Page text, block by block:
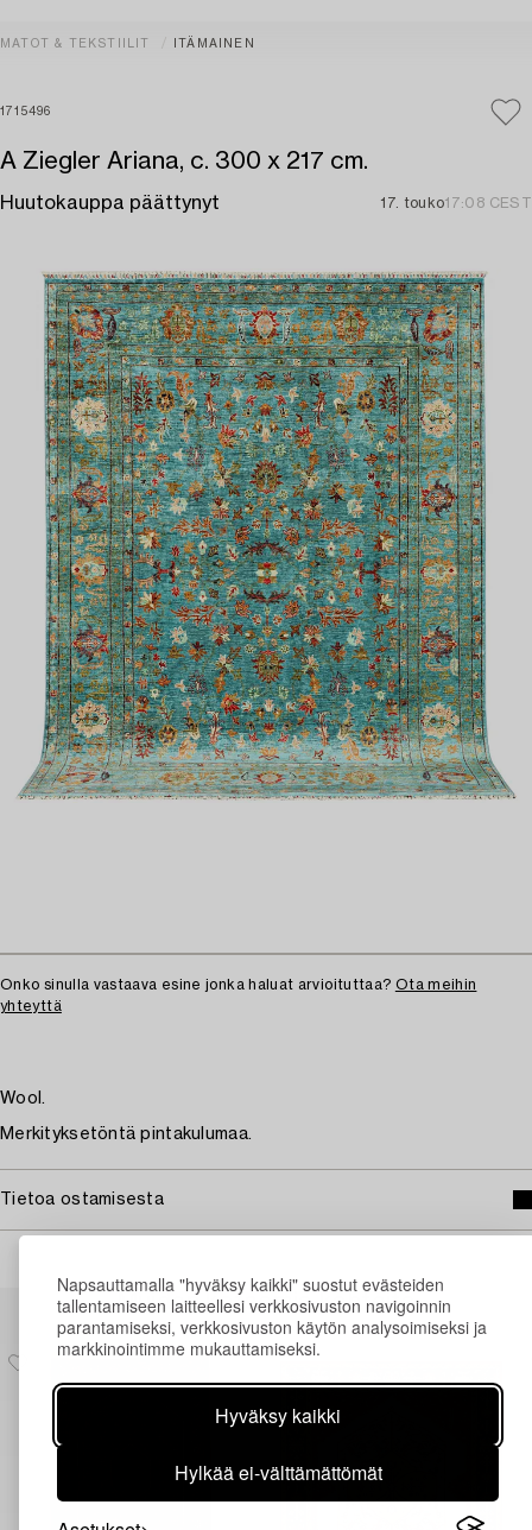
Napsauttamalla "hyväksy kaikki" suostut evästeiden
tallentamiseen laitteellesi verkkosivuston navigoinnin
parantamiseksi, verkkosivuston käytön analysoimiseksi ja
markkinointimme mukauttamiseksi.
Hyväksy kaikki
Hylkää ei-välttämättömät
MATOT & TEKSTIILIT ITÄMAINEN
1715496
A Ziegler Ariana, c. 300 x 217 cm.
Huutokauppa päättynyt 17. touko17:08 CEST
Onko sinulla vastaava esine jonka haluat arvioituttaa? Ota meihin
yhteyttä
Wool.
Merkityksetöntä pintakulumaa.
Tietoa ostamisesta
Muiden katsomia kohteita